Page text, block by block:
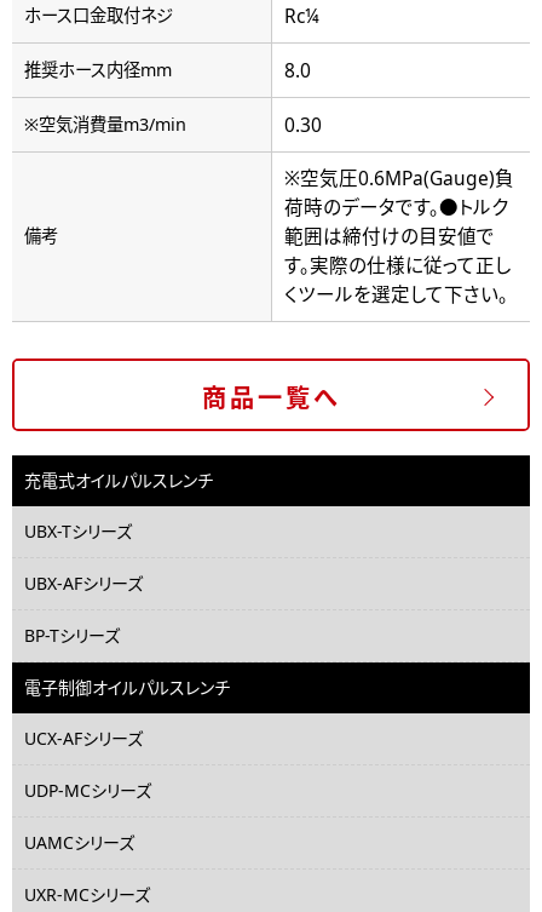
ホース口金取付ネジ Rc¼
推奨ホース内径mm 8.0
※空気消費量m3/min 0.30
備考
※空気圧0.6MPa(Gauge)負
荷時のデータです。●トルク
範囲は締付けの目安値で
す。実際の仕様に従って正し
くツールを選定して下さい。
商品一覧へ
充電式オイルパルスレンチ
UBX-Tシリーズ
UBX-AFシリーズ
BP-Tシリーズ
電子制御オイルパルスレンチ
UCX-AFシリーズ
UDP-MCシリーズ
UAMCシリーズ
UXR-MCシリーズ